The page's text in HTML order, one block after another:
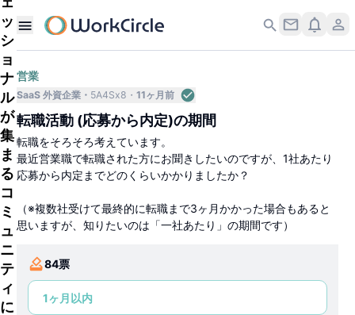
ッ
シ
ョ
ナ
ル
が
集
ま
る
コ
ミ
ュ
ニ
テ
ィ
に
営業
SaaS 外資企業 5A4Sx8 11ヶ月前
転職活動 (応募から内定)の期間
転職をそろそろ考えています。
最近営業職で転職された方にお聞きしたいのですが、1社あたり
応募から内定までどのくらいかかりましたか？
（※複数社受けて最終的に転職まで3ヶ月かかった場合もあると
思いますが、知りたいのは「一社あたり」の期間です）
84票
1ヶ月以内